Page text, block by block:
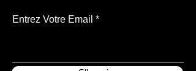
Entrez Votre Email